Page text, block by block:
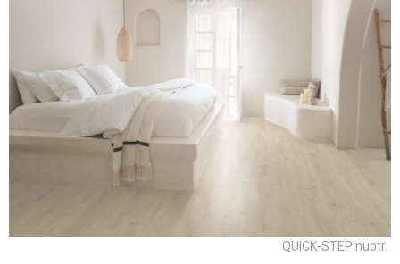
QUICK-STEP nuotr.